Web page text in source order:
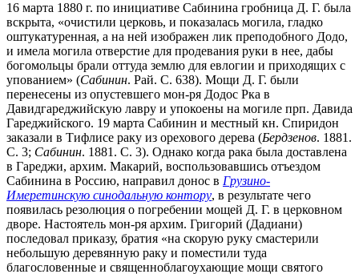
16 марта 1880 г. по инициативе Сабинина гробница Д. Г. была
вскрыта, «очистили церковь, и показалась могила, гладко
оштукатуренная, а на ней изображен лик преподобного Додо,
и имела могила отверстие для продевания руки в нее, дабы
богомольцы брали оттуда землю для евлогии и приходящих с
упованием» (Сабинин. Рай. С. 638). Мощи Д. Г. были
перенесены из опустевшего мон-ря Додос Рка в
Давидгареджийскую лавру и упокоены на могиле прп. Давида
Гареджийского. 19 марта Сабинин и местный кн. Спиридон
заказали в Тифлисе раку из орехового дерева (Бердзенов. 1881.
С. 3; Сабинин. 1881. С. 3). Однако когда рака была доставлена
в Гареджи, архим. Макарий, воспользовавшись отъездом
Сабинина в Россию, направил донос в Грузино-
Имеретинскую синодальную контору, в результате чего
появилась резолюция о погребении мощей Д. Г. в церковном
дворе. Настоятель мон-ря архим. Григорий (Дадиани)
последовал приказу, братия «на скорую руку смастерили
небольшую деревянную раку и поместили туда
благословенные и священноблагоухающие мощи святого